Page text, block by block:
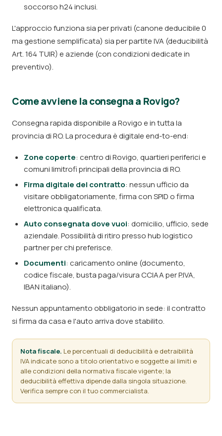
soccorso h24 inclusi.
L'approccio funziona sia per privati (canone deducibile 0
ma gestione semplificata) sia per partite IVA (deducibilità
Art. 164 TUIR) e aziende (con condizioni dedicate in
preventivo).
Come avviene la consegna a Rovigo?
Consegna rapida disponibile a Rovigo e in tutta la
provincia di RO. La procedura è digitale end-to-end:
Zone coperte: centro di Rovigo, quartieri periferici e
comuni limitrofi principali della provincia di RO.
Firma digitale del contratto: nessun ufficio da
visitare obbligatoriamente, firma con SPID o firma
elettronica qualificata.
Auto consegnata dove vuoi: domicilio, ufficio, sede
aziendale. Possibilità di ritiro presso hub logistico
partner per chi preferisce.
Documenti: caricamento online (documento,
codice fiscale, busta paga/visura CCIAA per P.IVA,
IBAN italiano).
Nessun appuntamento obbligatorio in sede: il contratto
si firma da casa e l'auto arriva dove stabilito.
Nota fiscale. Le percentuali di deducibilità e detraibilità
IVA indicate sono a titolo orientativo e soggette ai limiti e
alle condizioni della normativa fiscale vigente; la
deducibilità effettiva dipende dalla singola situazione.
Verifica sempre con il tuo commercialista.